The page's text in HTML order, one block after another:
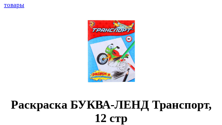
товары
Раскраска БУКВА-ЛЕНД Транспорт,
12 стр